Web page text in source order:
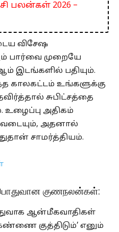
பலன்கள் 2026 –
விசேஷ
பார்வை முறையே
இடங்களில் பதியும்.
காலகட்டம் உங்களுக்கு
சுபிட்சத்தை
உழைப்பு அதிகம்
அதனால்
சாமர்த்தியம்.
பொதுவான குணநலன்கள்:
ஆன்மீகவாதிகள்
குத்திடும்’ எனும்